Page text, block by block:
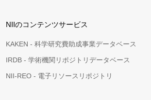
NIIのコンテンツサービス
KAKEN - 科学研究費助成事業データベース
IRDB - 学術機関リポジトリデータベース
NII-REO - 電子リソースリポジトリ